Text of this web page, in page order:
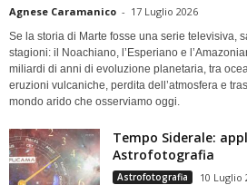
Agnese Caramanico - 17 Luglio 2026
Se la storia di Marte fosse una serie televisiva,
stagioni: il Noachiano, l’Esperiano e
miliardi di anni di evoluzione planetaria, tra
eruzioni vulcaniche, perdita dell’atmosfera e
mondo arido che osserviamo oggi.
Tempo Siderale:
Astrofotografia
Astrofotografia 10 Luglio